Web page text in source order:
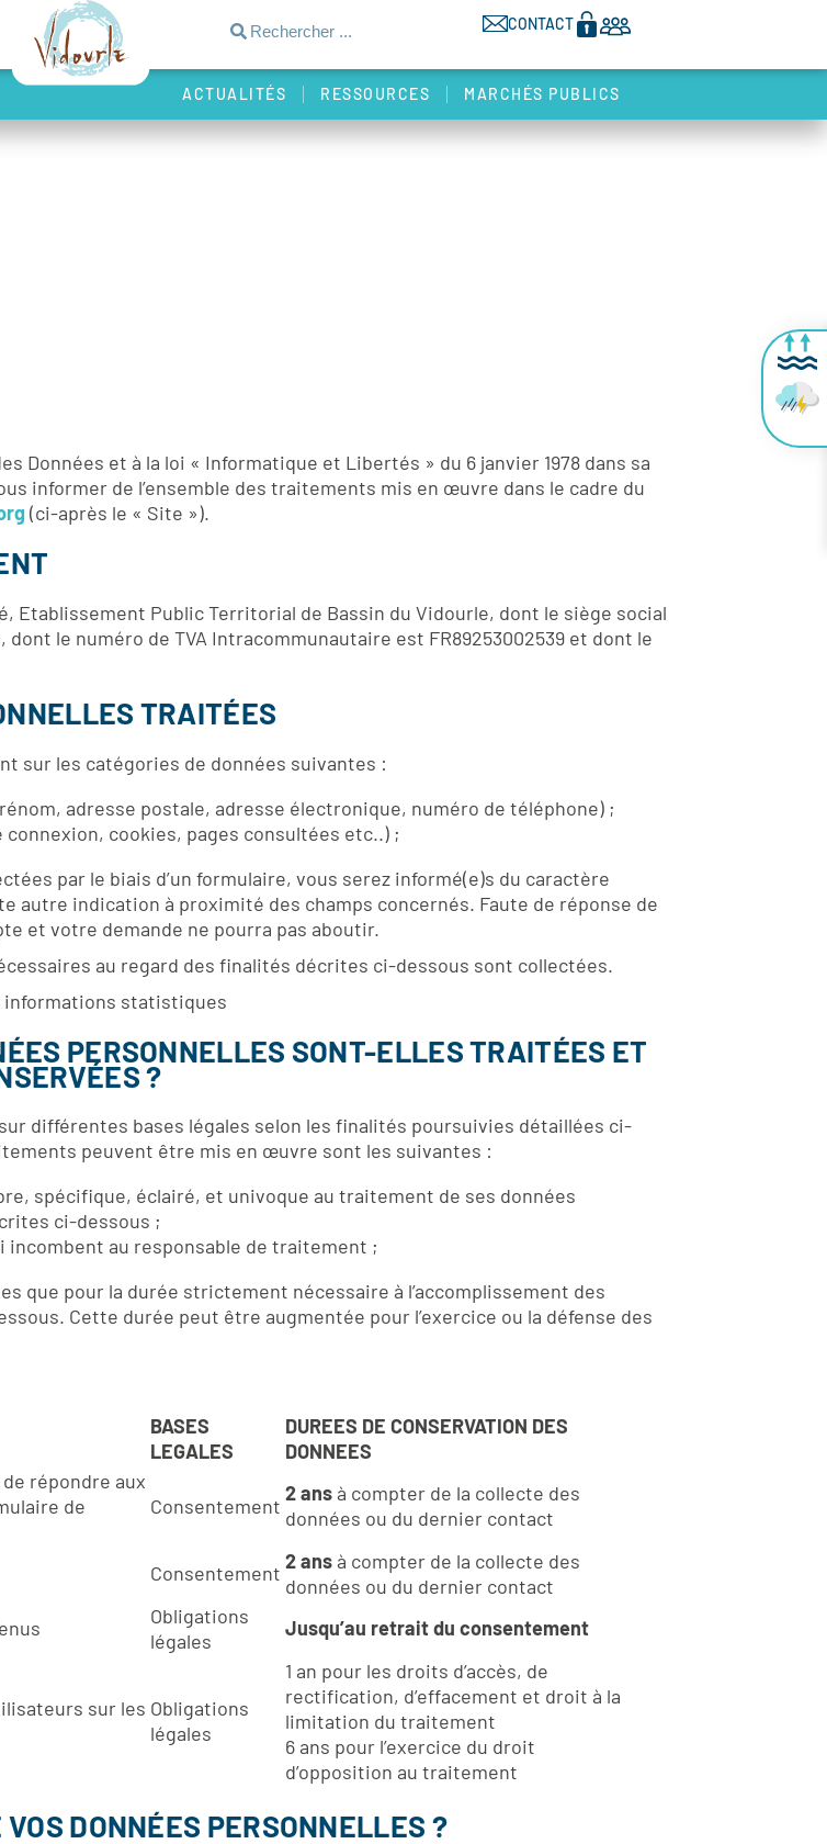
CONTACT
ACTUALITÉS RESSOURCES MARCHÉS PUBLICS
Données et à la loi « Informatique et Libertés » du 6 janvier 1978 dans sa
informer de l’ensemble des traitements mis en œuvre dans le cadre du
(ci-après le « Site »).
Public Territorial de Bassin du Vidourle, dont le siège social
le numéro de TVA Intracommunautaire est FR89253002539 et dont le
TRAITÉES
sur les catégories de données suivantes :
adresse postale, adresse électronique, numéro de téléphone) ;
cookies, pages consultées etc..) ;
par le biais d’un formulaire, vous serez informé(e)s du caractère
autre indication à proximité des champs concernés. Faute de réponse de
et votre demande ne pourra pas aboutir.
au regard des finalités décrites ci-dessous sont collectées.
informations statistiques
PERSONNELLES SONT-ELLES TRAITÉES ET
?
différentes bases légales selon les finalités poursuivies détaillées ci-
peuvent être mis en œuvre sont les suivantes :
spécifique, éclairé, et univoque au traitement de ses données
ci-dessous ;
incombent au responsable de traitement ;
que pour la durée strictement nécessaire à l’accomplissement des
Cette durée peut être augmentée pour l’exercice ou la défense des
BASES
LEGALES
DUREES DE CONSERVATION DES
DONNEES
répondre aux
de
Consentement
2 ans à compter de la collecte des
données ou du dernier contact
Consentement 2 ans à compter de la collecte des
données ou du dernier contact
Obligations
légales
Jusqu’au retrait du consentement
sur les Obligations
légales
1 an pour les droits d’accès, de
rectification, d’effacement et droit à la
limitation du traitement
6 ans pour l’exercice du droit
d’opposition au traitement
DONNÉES PERSONNELLES ?